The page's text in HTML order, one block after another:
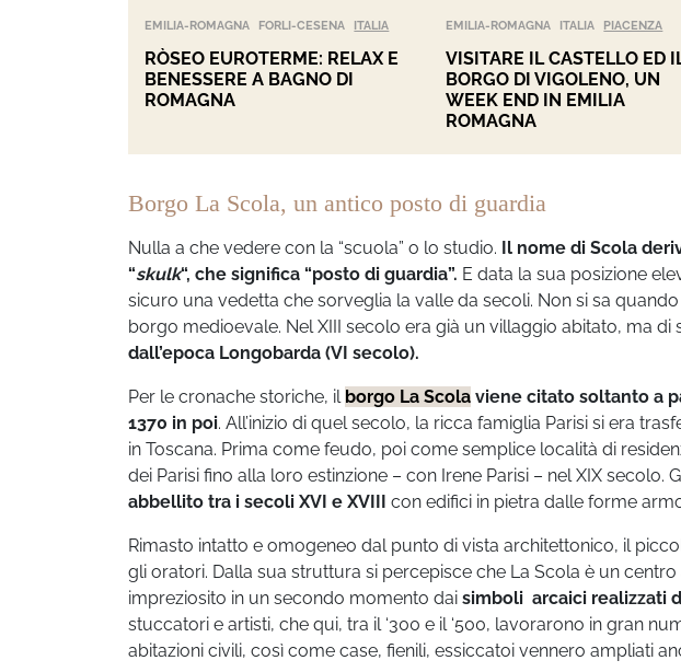
EMILIA-ROMAGNA FORLI-CESENA ITALIA
RÒSEO EUROTERME: RELAX E
BENESSERE A BAGNO DI
ROMAGNA
EMILIA-ROMAGNA ITALIA PIACENZA
VISITARE IL CASTELLO ED
BORGO DI VIGOLENO, UN
WEEK END IN EMILIA
ROMAGNA
Borgo La Scola, un antico posto di guardia
Nulla a che vedere con la “scuola” o lo studio. Il nome di Scola
“skulk“, che significa “posto di guardia”. E data la sua posizione
sicuro una vedetta che sorveglia la valle da secoli. Non si sa
borgo medioevale. Nel XIII secolo era già un villaggio abitato, ma
dall’epoca Longobarda (VI secolo).
Per le cronache storiche, il borgo La Scola viene citato soltanto a
1370 in poi. All’inizio di quel secolo, la ricca famiglia Parisi si era
in Toscana. Prima come feudo, poi come semplice località di
dei Parisi fino alla loro estinzione – con Irene Parisi – nel XIX secolo.
abbellito tra i secoli XVI e XVIII con edifici in pietra dalle forme
Rimasto intatto e omogeneo dal punto di vista architettonico, il
gli oratori. Dalla sua struttura si percepisce che La Scola è un
impreziosito in un secondo momento dai simboli arcaici realizzati
stuccatori e artisti, che qui, tra il ‘300 e il ‘500, lavorarono in gran
abitazioni civili, così come case, fienili, essiccatoi vennero ampliati